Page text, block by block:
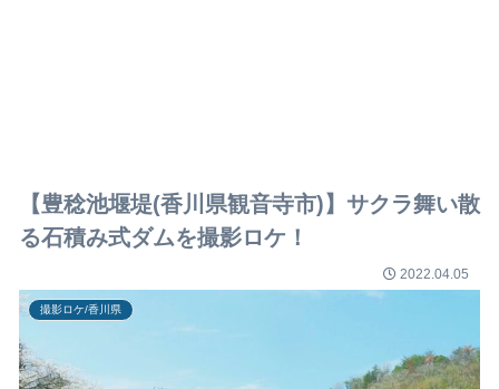
【豊稔池堰堤(香川県観音寺市)】サクラ舞い散
る石積み式ダムを撮影ロケ！
2022.04.05
撮影ロケ/香川県